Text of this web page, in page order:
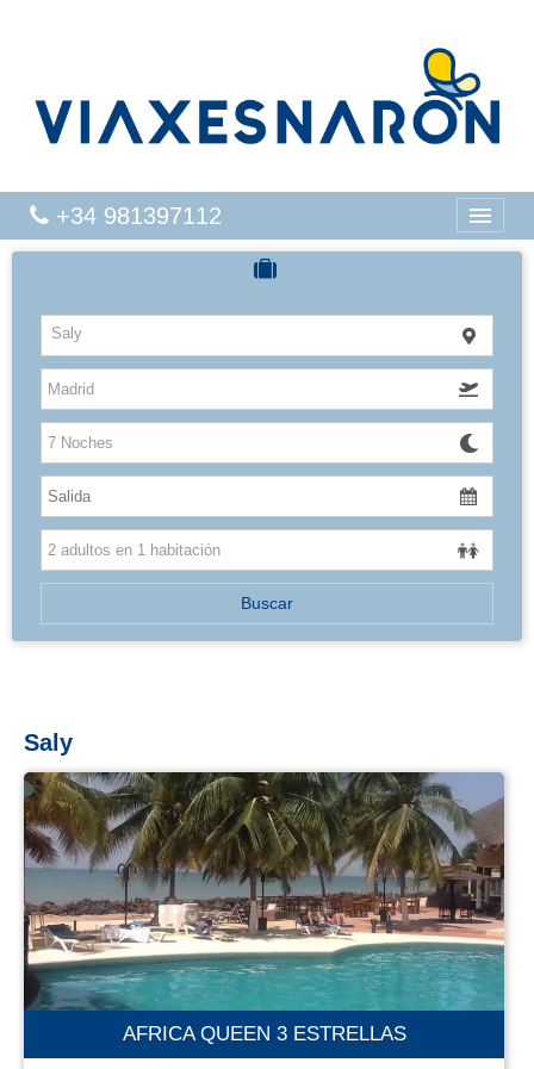
+34 981397112
HOTELES
VUELOS
CARIBE
CANARIAS
BALEARES
Saly
Buscar
Saly
AFRICA QUEEN 3 ESTRELLAS